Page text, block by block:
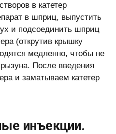
в катетер
в шприц, выпустить
и подсоединить шприц
(открутив крышку
медленно, чтобы не
После введения
и заматываем катетер
инъекции.